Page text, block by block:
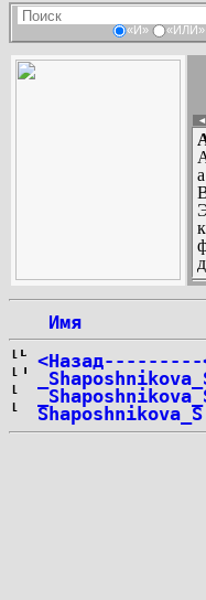
«И» «ИЛИ»
Имя
<Назад---------